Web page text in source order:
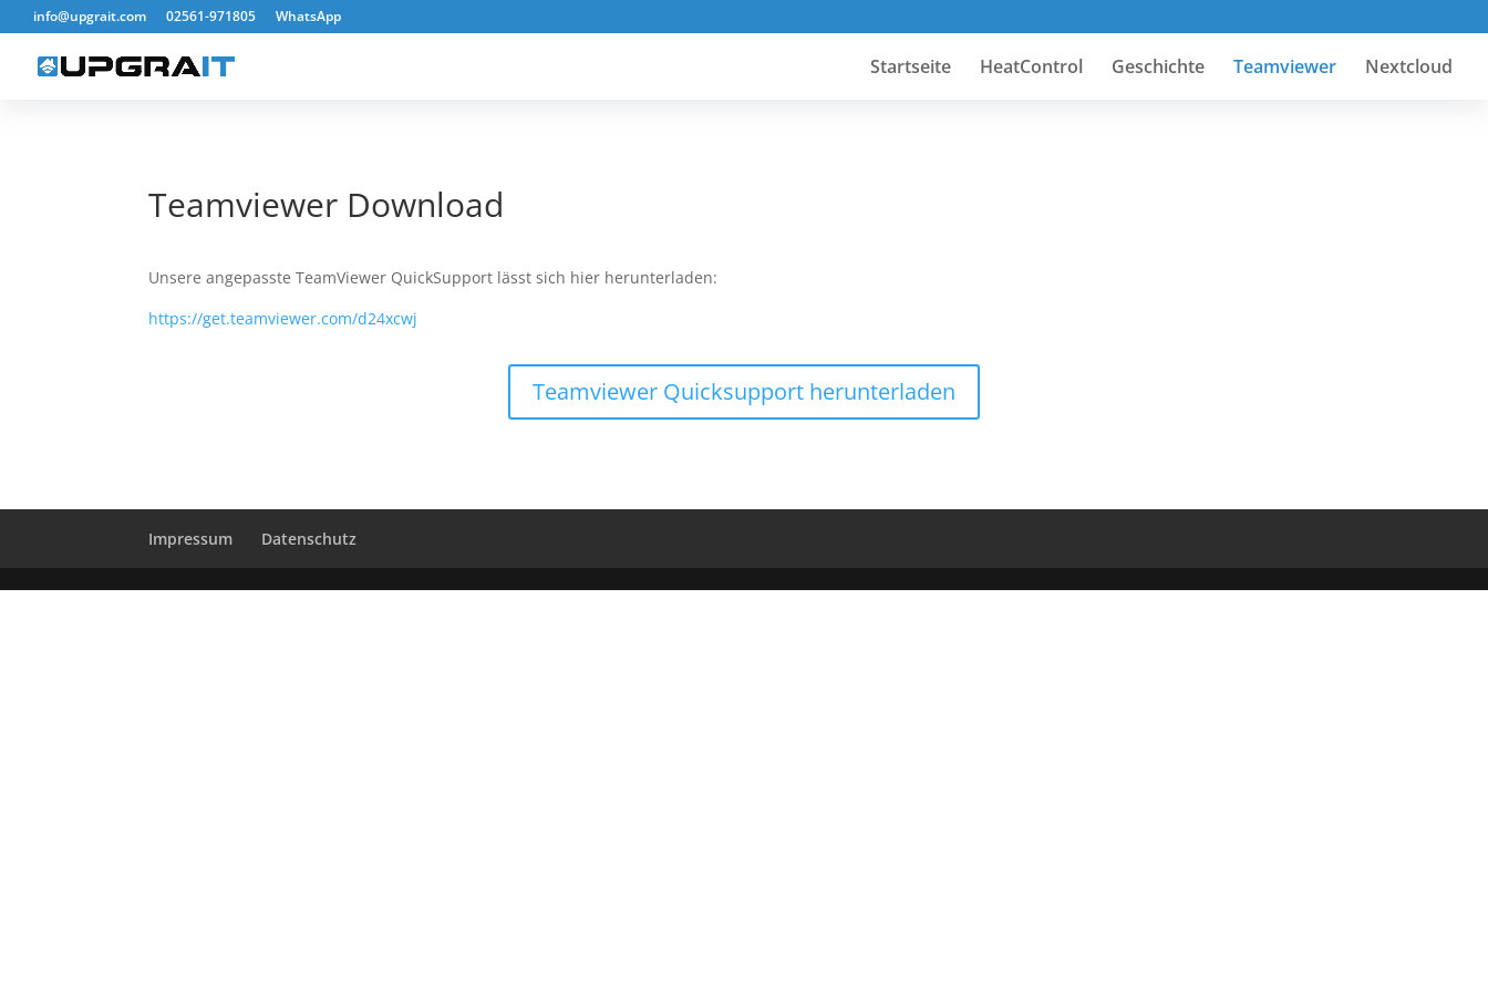
info@upgrait.com 02561-971805 WhatsApp
Startseite HeatControl Geschichte Teamviewer Nextcloud
Teamviewer Download
Unsere angepasste TeamViewer QuickSupport lässt sich hier herunterladen:
https://get.teamviewer.com/d24xcwj
Teamviewer Quicksupport herunterladen
Impressum Datenschutz